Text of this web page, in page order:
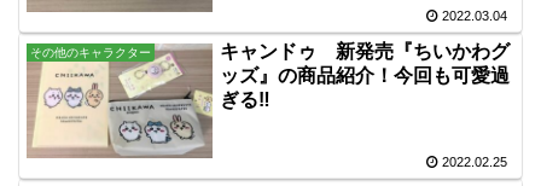
2022.03.04
その他のキャラクター
キャンドゥ 新発売『ちいかわグ
ッズ』の商品紹介！今回も可愛過
ぎる‼
2022.02.25